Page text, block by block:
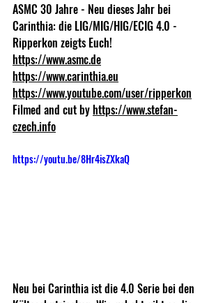
ASMC 30 Jahre - Neu dieses Jahr bei
Carinthia: die LIG/MIG/HIG/ECIG 4.0 -
Ripperkon zeigts Euch!
https://www.asmc.de
https://www.carinthia.eu
https://www.youtube.com/user/ripperkon
Filmed and cut by https://www.stefan-
czech.info
https://youtu.be/8Hr4isZXkaQ
Neu bei Carinthia ist die 4.0 Serie bei den